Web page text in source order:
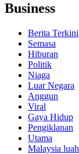
Business
Berita Terkini
Semasa
Hiburan
Politik
Niaga
Luar Negara
Anggun
Viral
Gaya Hidup
Pengiklanan
Utama
Malaysia